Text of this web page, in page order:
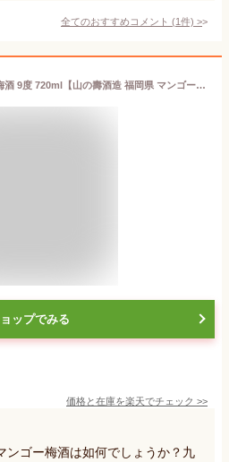
全てのおすすめコメント (1件) >
フルフル 完熟マンゴー梅酒 9度 720ml【山の壽酒造 福岡県 マンゴー 梅酒 リキュール】
ップでみる
価格と在庫を楽天でチェック >>
ンゴー梅酒は如何でしょうか？九